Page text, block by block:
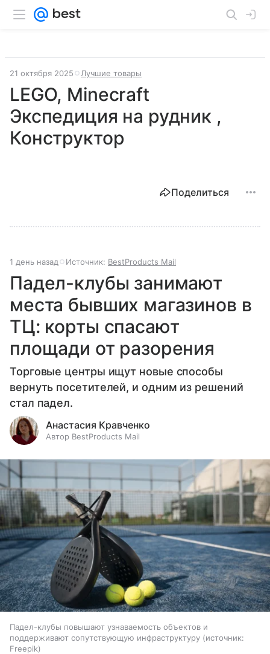
21 октября 2025 Лучшие товары
LEGO, Minecraft
Экспедиция на рудник ,
Конструктор
Поделиться
1 день назад Источник: BestProducts Mail
Падел-клубы занимают
места бывших магазинов в
ТЦ: корты спасают
площади от разорения
Торговые центры ищут новые способы
вернуть посетителей, и одним из решений
стал падел.
Анастасия Кравченко
Автор BestProducts Mail
Падел-клубы повышают узнаваемость объектов и
поддерживают сопутствующую инфраструктуру
источник:
Freepik